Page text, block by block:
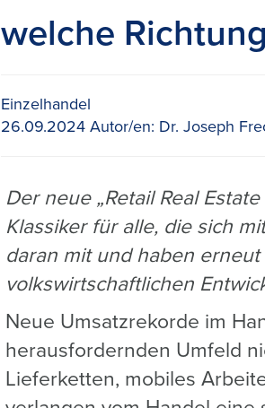
welche
Einzelhandel
26.09.2024Autor/en: Dr. Joseph
Der neue „Retail Real
Klassiker für alle, die sich
daran mit und haben
volkswirtschaftlichen
Neue Umsatzrekorde im
herausfordernden Umfeld
Lieferketten, mobiles